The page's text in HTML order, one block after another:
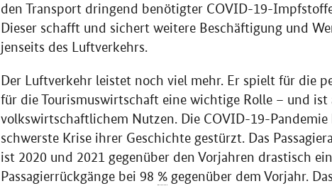
den Transport dringend benötigter COVID-19-
Dieser schafft und sichert weitere Beschäftigung und
jenseits des Luftverkehrs.
Der Luftverkehr leistet noch viel mehr. Er spielt für die
für die Tourismuswirtschaft eine wichtige Rolle – und
volkswirtschaftlichem Nutzen. Die COVID-19-
schwerste Krise ihrer Geschichte gestürzt. Das
ist 2020 und 2021 gegenüber den Vorjahren drastisch
Passagierrückgänge bei 98 % gegenüber dem Vorjahr.